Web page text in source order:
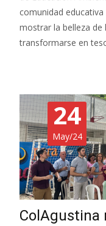
comunidad
mostrar la belleza de
transformarse en
24
May/24
ColAgustina